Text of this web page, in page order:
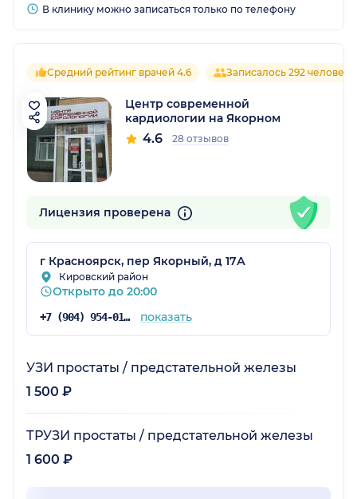
В клинику можно записаться только по телефону
Средний рейтинг врачей 4.6 Записалось 292 человека
Центр современной
кардиологии на Якорном
4.6 28 отзывов
Лицензия проверена
г Красноярск, пер Якорный, д 17А
Кировский район
Открыто до 20:00
+7 (904) 954-01-72 показать
УЗИ простаты / предстательной железы
1 500 ₽
ТРУЗИ простаты / предстательной железы
1 600 ₽